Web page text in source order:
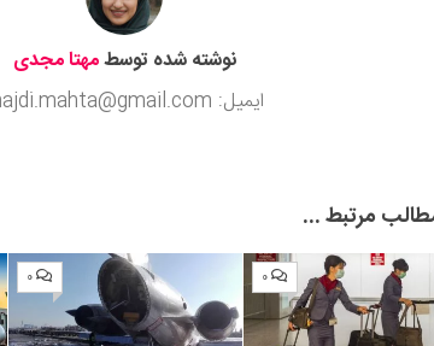
نوشته شده توسطمهتا مجدی
ایمیل: majdi.mahta@gmail.com
مرتبط ...
۰ ۰